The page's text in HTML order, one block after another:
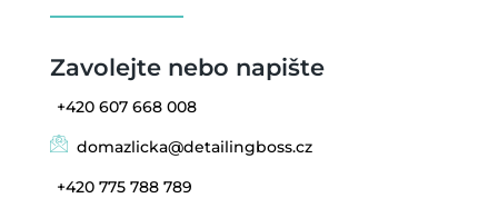
Zavolejte nebo napište
+420 607 668 008
domazlicka@detailingboss.cz
+420 775 788 789